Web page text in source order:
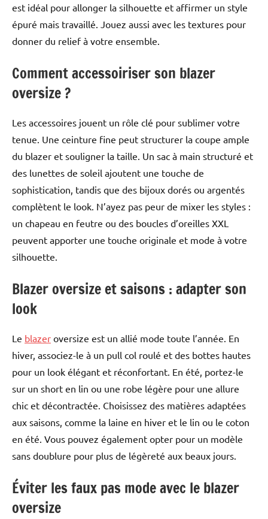
est idéal pour allonger la silhouette et affirmer un style
épuré mais travaillé. Jouez aussi avec les textures pour
donner du relief à votre ensemble.
Comment accessoiriser son blazer
oversize ?
Les accessoires jouent un rôle clé pour sublimer votre
tenue. Une ceinture fine peut structurer la coupe ample
du blazer et souligner la taille. Un sac à main structuré et
des lunettes de soleil ajoutent une touche de
sophistication, tandis que des bijoux dorés ou argentés
complètent le look. N’ayez pas peur de mixer les styles :
un chapeau en feutre ou des boucles d’oreilles XXL
peuvent apporter une touche originale et mode à votre
silhouette.
Blazer oversize et saisons : adapter son
look
Le blazer oversize est un allié mode toute l’année. En
hiver, associez-le à un pull col roulé et des bottes hautes
pour un look élégant et réconfortant. En été, portez-le
sur un short en lin ou une robe légère pour une allure
chic et décontractée. Choisissez des matières adaptées
aux saisons, comme la laine en hiver et le lin ou le coton
en été. Vous pouvez également opter pour un modèle
sans doublure pour plus de légèreté aux beaux jours.
Éviter les faux pas mode avec le blazer
oversize